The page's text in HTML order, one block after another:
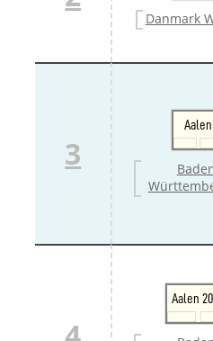
Danmark
3
Aalen
Aalen